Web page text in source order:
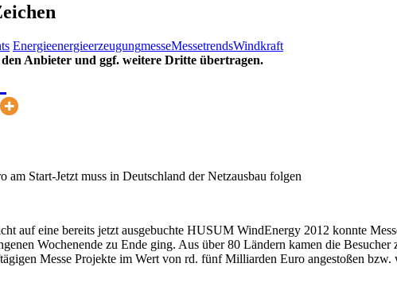
EnergieenergieerzeugungmesseMessetrendsWindkraft
Anbieter und ggf. weitere Dritte übertragen.
Start-Jetzt muss in Deutschland der Netzausbau folgen
auf eine bereits jetzt ausgebuchte HUSUM WindEnergy 2012 konnte
Wochenende zu Ende ging. Aus über 80 Ländern kamen die
Messe Projekte im Wert von rd. fünf Milliarden Euro angestoßen bzw.